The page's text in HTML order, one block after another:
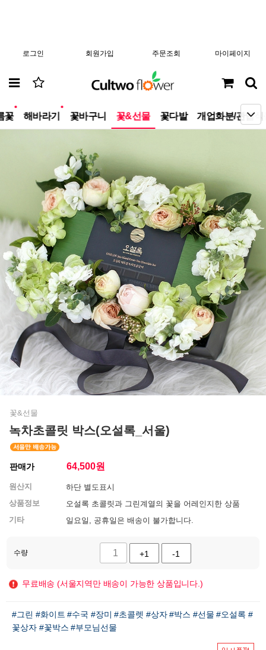
로그인 회원가입 주문조회 마이페이지
꽃 해바라기 꽃바구니 꽃&선물 꽃다발 개업화분/관엽식
꽃&선물
녹차초콜릿 박스(오설록_서울)
판매가 64,500원
원산지
하단 별도표시
상품정보
오설록 초콜릿과 그린계열의 꽃을 어레인지한 상품
기타
일요일, 공휴일은 배송이 불가합니다.
수량 +1 -1
무료배송 (서울지역만 배송이 가능한 상품입니다.)
#그린 #화이트 #수국 #장미 #초콜렛 #상자 #박스 #선물 #오설록 #
꽃상자 #꽃박스 #부모님선물